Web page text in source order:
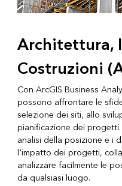
Architettura,
Costruzioni
Con ArcGIS Business
possono affrontare le
selezione dei siti, allo
pianificazione dei
analisi della posizione e i
l'impatto dei progetti,
analizzare facilmente le
da qualsiasi luogo.